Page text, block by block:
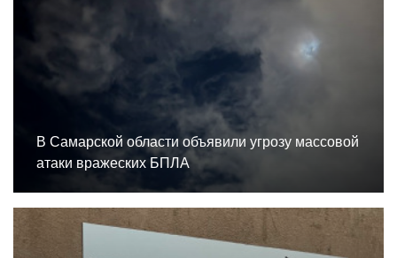
В Самарской области объявили угрозу массовой
атаки вражеских БПЛА